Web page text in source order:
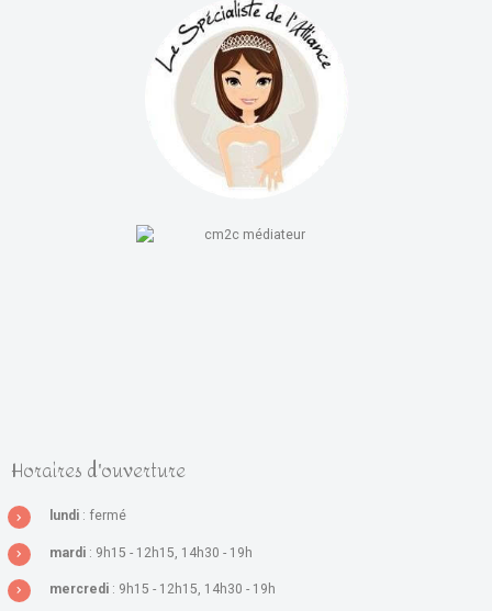
Horaires d'ouverture
lundi : fermé
mardi : 9h15 - 12h15, 14h30 - 19h
mercredi : 9h15 - 12h15, 14h30 - 19h